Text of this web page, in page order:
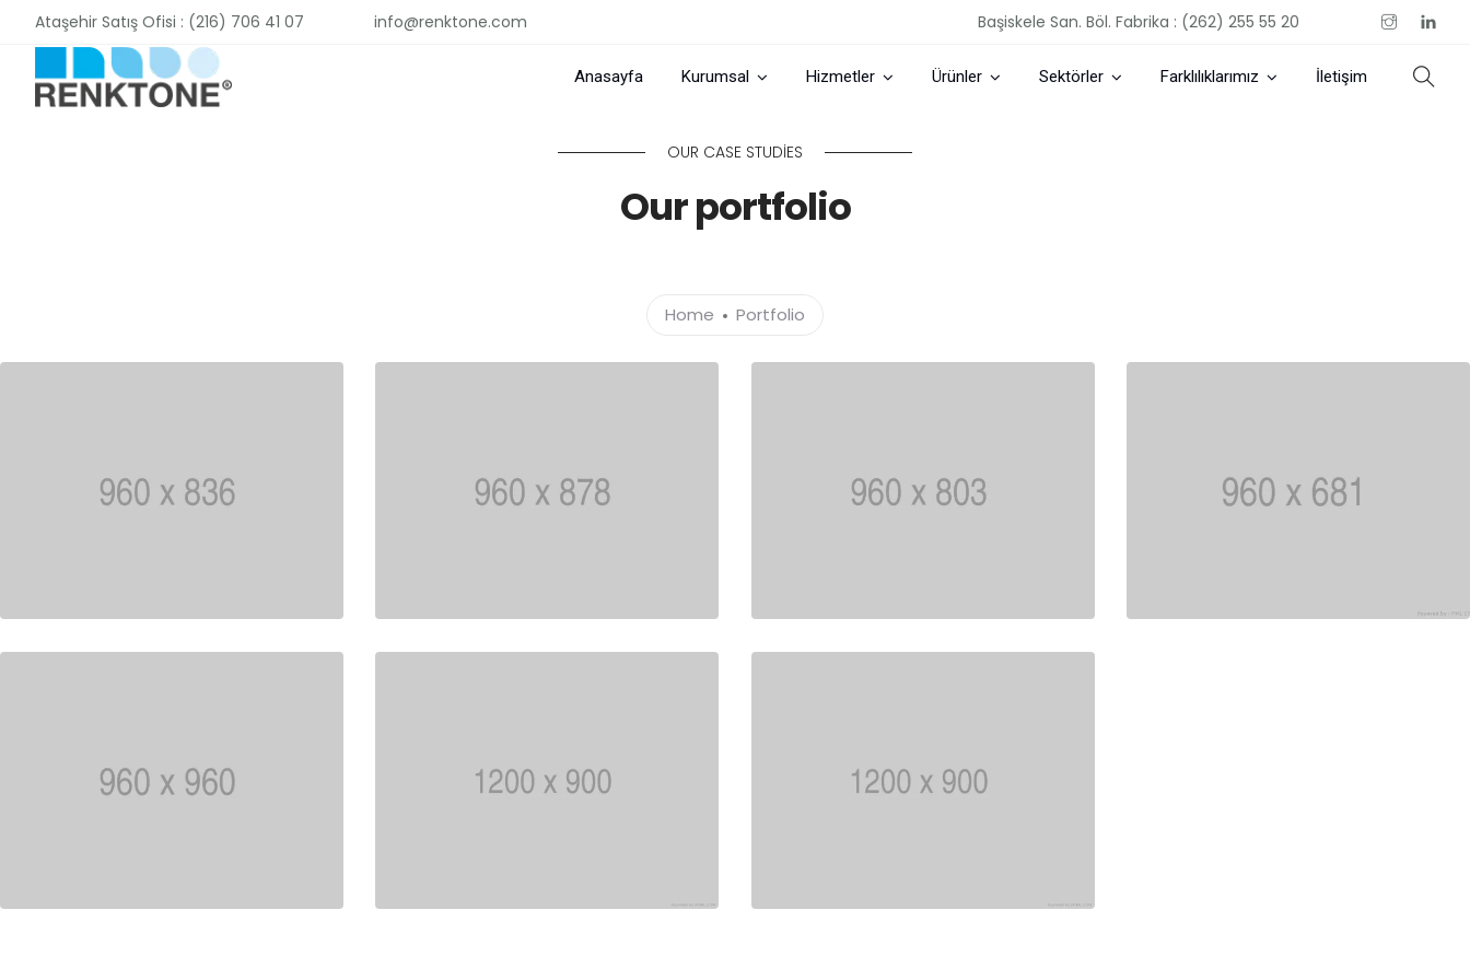
Ataşehir Satış Ofisi : (216) 706 41 07 info@renktone.com Başiskele San. Böl. Fabrika : (262) 255 55 20
Anasayfa Kurumsal Hizmetler Ürünler Sektörler Farklılıklarımız İletişim
OUR CASE STUDIES
Our portfolio
Home Portfolio